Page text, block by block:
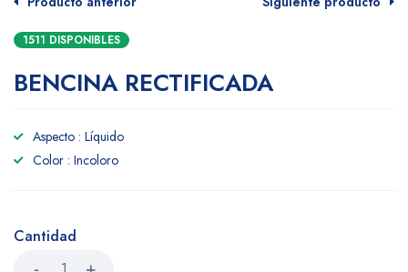
1511 DISPONIBLES
BENCINA RECTIFICADA
Aspecto : Líquido
Color : Incoloro
Cantidad